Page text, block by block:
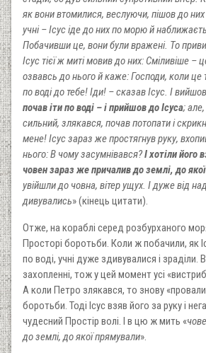
як вони втомилися, веслуючи, пішов до
учні – Ісус іде до них по морю й
Побачивши це, вони були вражені. То
Ісус тієї ж миті мовив до них: Сміливіше –
озвавсь донього й каже: Господи, коли це
по воді до тебе! Іди! – сказав Ісус. І
почав іти по воді –і прийшов до Ісуса;
сильний, злякався, почав потопати і
мене! Ісус зараз же простягнув руку,
нього: В чому засумнівався?І хотілийого
човен зараз же причалив до землі, до
увійшли до човна, вітер ущух. І дуже від
дивувались» (кінець цитати).
Отже, на кораблі серед розбурханого
Просторі боротьби. Коли ж побачили, як
по воді, учні дуже здивувалися і зраділи.
захопленні, тож у цей момент усі
А коли Петро злякався, то знову
боротьби. Тоді Ісус взяв його за руку і
чудесний Простір волі. І в цю ж мить «
до землі, до якої прямували».